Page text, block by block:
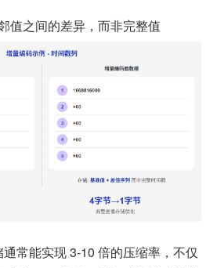
值之间的差异，而非完整值
常能实现 3-10 倍的压缩率，不仅